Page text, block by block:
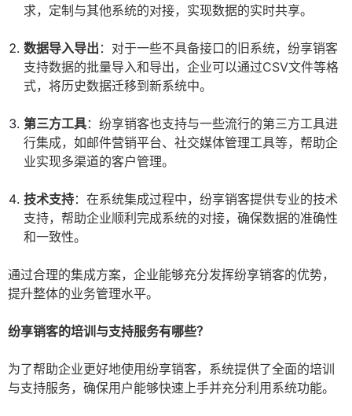
求，定制与其他系统的对接，实现数据的实时共享。
数据导入导出 ：对于一些不具备接口的旧系统，纷享销客
支持数据的批量导入和导出，企业可以通过CSV文件等格
式，将历史数据迁移到新系统中。
第三方工具：纷享销客也支持与一些流行的第三方工具进
行集成，如邮件营销平台、社交媒体管理工具等，帮助企
业实现多渠道的客户管理。
技术支持：在系统集成过程中，纷享销客提供专业的技术
支持，帮助企业顺利完成系统的对接，确保数据的准确性
和一致性。
通过合理的集成方案，企业能够充分发挥纷享销客的优势，
提升整体的业务管理水平。
纷享销客的培训与支持服务有哪些？
为了帮助企业更好地使用纷享销客，系统提供了全面的培训
与支持服务，确保用户能够快速上手并充分利用系统功能。